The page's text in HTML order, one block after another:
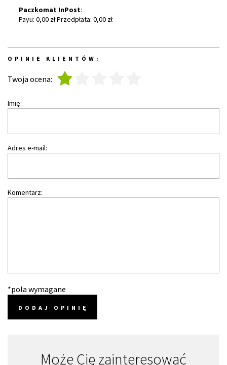
Paczkomat InPost:
Payu: 0,00 zł Przedpłata: 0,00 zł
OPINIE KLIENTÓW:
Twoja ocena:
Imię:
Adres e-mail:
Komentarz:
*pola wymagane
DODAJ OPINIĘ
Może Cię zainteresować